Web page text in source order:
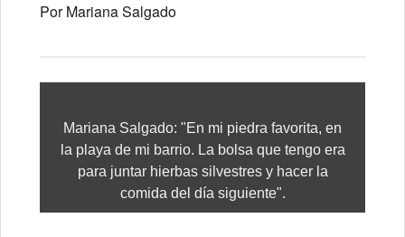
Por Mariana Salgado
Mariana Salgado: "En mi piedra favorita, en
la playa de mi barrio. La bolsa que tengo era
para juntar hierbas silvestres y hacer la
comida del día siguiente".